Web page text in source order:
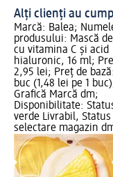
Alți clienți au
Marcă: Balea;
produsului: Mască
cu vitamina C și acid
hialuronic, 16 ml;
2,95 lei; Preț de
buc (1,48 lei pe 1
Grafică Marcă dm;
Disponibilitate:
verde Livrabil, Status
selectare magazin